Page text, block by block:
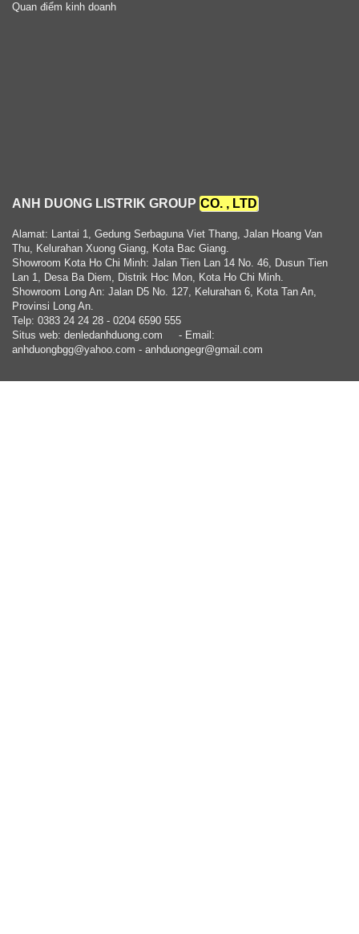
Quan điểm kinh doanh
ANH DUONG LISTRIK GROUP CO. , LTD
Alamat: Lantai 1, Gedung Serbaguna Viet Thang, Jalan Hoang Van
Thu, Kelurahan Xuong Giang, Kota Bac Giang.
Showroom Kota Ho Chi Minh: Jalan Tien Lan 14 No. 46, Dusun Tien
Lan 1, Desa Ba Diem, Distrik Hoc Mon, Kota Ho Chi Minh.
Showroom Long An: Jalan D5 No. 127, Kelurahan 6, Kota Tan An,
Provinsi Long An.
Telp: 0383 24 24 28 - 0204 6590 555
Situs web: denledanhduong.com
- Email:
anhduongbgg@yahoo.com - anhduongegr@gmail.com